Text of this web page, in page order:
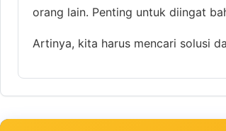
orang lain. Penting untuk diingat
Artinya, kita harus mencari solusi